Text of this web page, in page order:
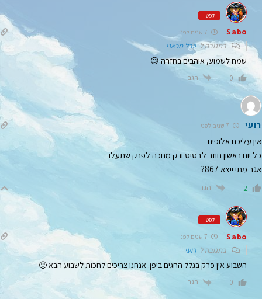
קפטן
Sabo
בתגובה ליובל מכאני
שמח לשמוע, אוהבים בחזרה 😉
0 הגב
רועי
אין עליכם אלופים
כל יום ראשון חוזר לבסיס ורק מחכה לפרק שתעלו
אגב מתי ייצא 867?
2 הגב
קפטן
Sabo
בתגובה לרועי
השבוע אין פרק בגלל החגים ביפן. אנחנו צריכים לחכות לשבוע הבא 🙁
0 הגב